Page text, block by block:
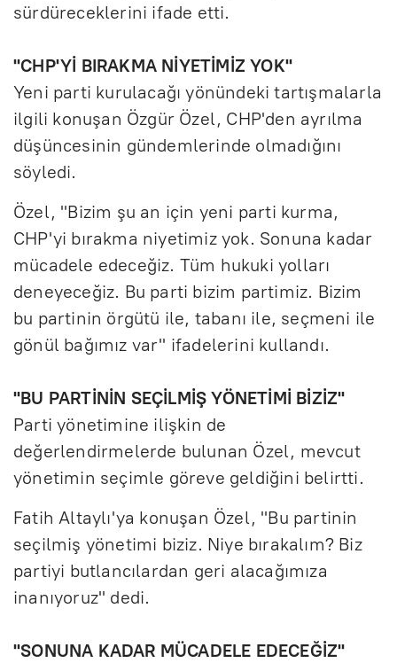
sürdüreceklerini ifade etti.
"CHP'Yİ BIRAKMA NİYETİMİZ YOK"
Yeni parti kurulacağı yönündeki tartışmalarla
ilgili konuşan Özgür Özel, CHP'den ayrılma
düşüncesinin gündemlerinde olmadığını
söyledi.
Özel, "Bizim şu an için yeni parti kurma,
CHP'yi bırakma niyetimiz yok. Sonuna kadar
mücadele edeceğiz. Tüm hukuki yolları
deneyeceğiz. Bu parti bizim partimiz. Bizim
bu partinin örgütü ile, tabanı ile, seçmeni ile
gönül bağımız var" ifadelerini kullandı.
"BU PARTİNİN SEÇİLMİŞ YÖNETİMİ BİZİZ"
Parti yönetimine ilişkin de
değerlendirmelerde bulunan Özel, mevcut
yönetimin seçimle göreve geldiğini belirtti.
Fatih Altaylı'ya konuşan Özel, "Bu partinin
seçilmiş yönetimi biziz. Niye bırakalım? Biz
partiyi butlancılardan geri alacağımıza
inanıyoruz" dedi.
"SONUNA KADAR MÜCADELE EDECEĞİZ"